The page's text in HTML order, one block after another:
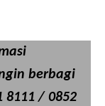
berbagi
8111 / 0852